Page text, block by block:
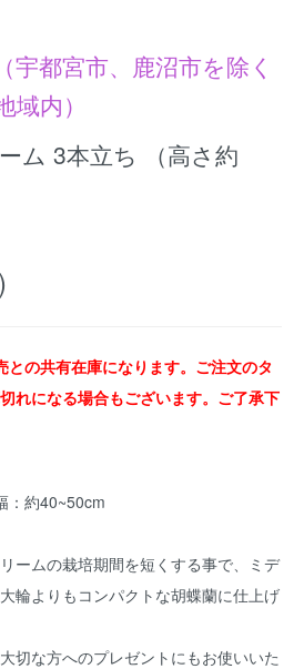
宇都宮市、鹿沼市を除く
内）
ム 3本立ち （高さ約
との共有在庫になります。ご注文のタ
れになる場合もございます。ご了承下
約40~50cm
ームの栽培期間を短くする事で、ミデ
輪よりもコンパクトな胡蝶蘭に仕上げ
切な方へのプレゼントにもお使いいた